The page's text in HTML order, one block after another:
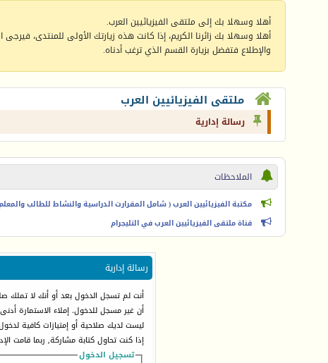
أهلا وسهلا بك إلى ملتقى الفيزيائيين العرب.
أهلا وسهلا بك زائرنا الكريم، إذا كانت هذه زيارتك الأولى للمنتدى، فيرجى
والإطلاع فتفضل بزيارة القسم الذي ترغب أدناه.
ملتقى الفيزيائيين العرب
رسالة إدارية
الملاحظات
مكتبة الفيزيائيين العرب ( شامل المقرارت الدراسية والنشاط للطالب
قناة ملتقى الفيزيائيين العرب في التليجرام
رسالة إدارية
أنت لم تسجل الدخول بعد أو أنك لا تملك
أن غير مسجل للدخول. إملاء الاستمارة
ليست لديك صلاحية أو إمتيازات كافية
إذا كنت تحاول كتابة مشاركة, ربما قامت
تسجيل الدخول